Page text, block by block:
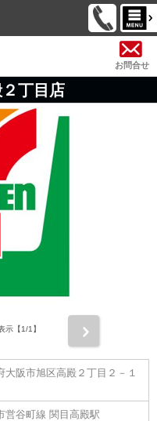
お問合せ
丁目店
示【1/1】
大阪市旭区高殿２丁目２－１
営谷町線 関目高殿駅